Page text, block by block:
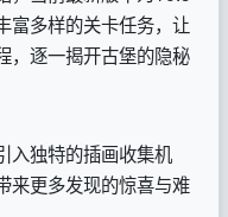
富多样的关卡任务，让
，逐一揭开古堡的隐秘
入独特的插画收集机
来更多发现的惊喜与难